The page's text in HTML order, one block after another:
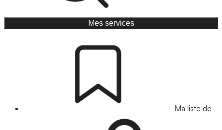
Mes services
Ma liste de